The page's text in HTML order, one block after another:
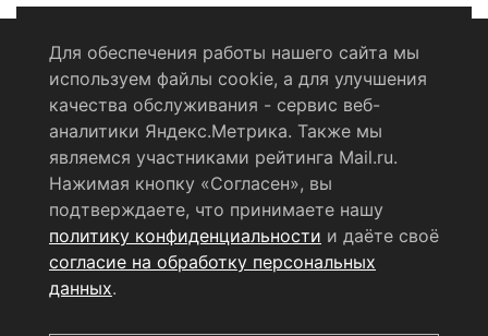
Политика конфиденциальности
Согласие на обработку персональных данных
RSS-лента
© 2004 - 2026 Сетевое издание Щёлковское ТВ.
Свидетельство о регистрации СМИ
ЭЛ № ФС 77 - 79754 от 07.12.2020 г.
Для обеспечения работы нашего сайта мы
используем файлы cookie, а для улучшения
качества обслуживания - сервис веб-
аналитики Яндекс.Метрика. Также мы
являемся участниками рейтинга Mail.ru.
Нажимая кнопку «Согласен», вы
подтверждаете, что принимаете нашу
политику конфиденциальности и даёте своё
согласие на обработку персональных
данных.